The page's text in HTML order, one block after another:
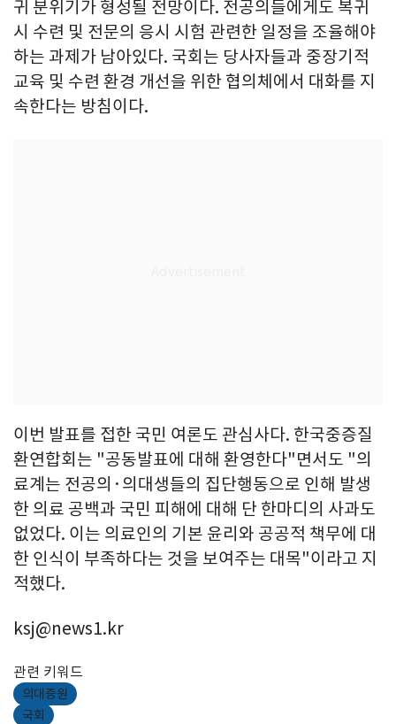
귀 분위기가 형성될 전망이다. 전공의들에게도 복귀
시 수련 및 전문의 응시 시험 관련한 일정을 조율해야
하는 과제가 남아있다. 국회는 당사자들과 중장기적
교육 및 수련 환경 개선을 위한 협의체에서 대화를 지
속한다는 방침이다.
이번 발표를 접한 국민 여론도 관심사다. 한국중증질
환연합회는 "공동발표에 대해 환영한다"면서도 "의
료계는 전공의·의대생들의 집단행동으로 인해 발생
한 의료 공백과 국민 피해에 대해 단 한마디의 사과도
없었다. 이는 의료인의 기본 윤리와 공공적 책무에 대
한 인식이 부족하다는 것을 보여주는 대목"이라고 지
적했다.
ksj@news1.kr
관련 키워드
의대증원
국회